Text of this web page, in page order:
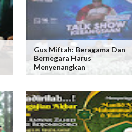
Gus Miftah: Beragama Dan
Bernegara Harus
Menyenangkan